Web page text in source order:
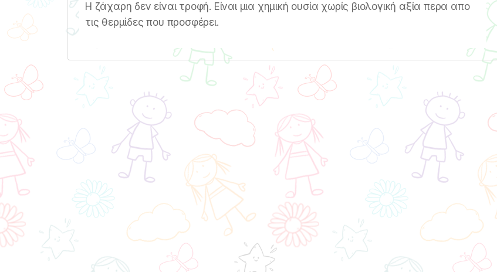
Η ζάχαρη δεν είναι τροφή. Είναι μια χημική ουσία χωρίς βιολογική αξία περα απο
τις θερμίδες που προσφέρει.